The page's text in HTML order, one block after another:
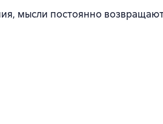
мысли постоянно